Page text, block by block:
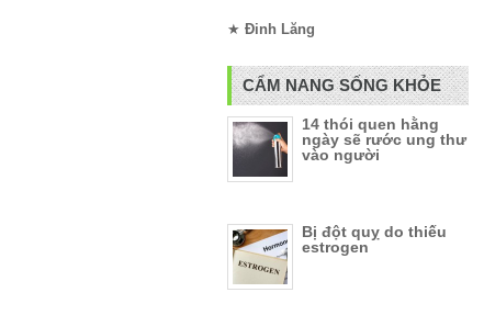
★ Đinh Lăng
CẨM NANG SỐNG KHỎE
14 thói quen hằng
ngày sẽ rước ung thư
vào người
Bị đột quỵ do thiếu
estrogen